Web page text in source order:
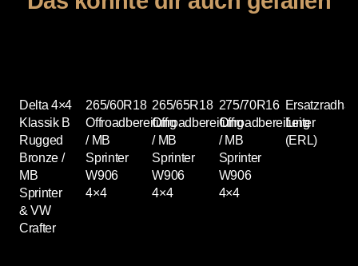
Delta 4×4
Klassik B
Rugged
Bronze /
MB
Sprinter
& VW
Crafter
265/60R18
Offroadbereifung
/ MB
Sprinter
W906
4×4
265/65R18
Offroadbereifung
/ MB
Sprinter
W906
4×4
275/70R16
Offroadbereifung
/ MB
Sprinter
W906
4×4
Leiter
(ERL)